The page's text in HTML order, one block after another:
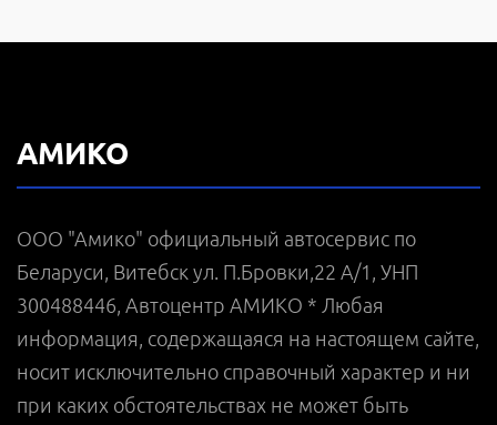
АМИКО
ООО "Амико" официальный автосервис по
Беларуси, Витебск ул. П.Бровки,22 А/1, УНП
300488446, Автоцентр АМИКО * Любая
информация, содержащаяся на настоящем сайте,
носит исключительно справочный характер и ни
при каких обстоятельствах не может быть